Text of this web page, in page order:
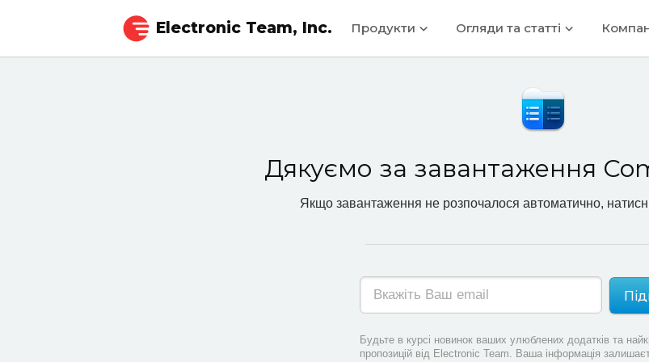
Electronic Team, Inc. Продукти Огляди та статті
Дякуємо за завантаження
Якщо завантаження не розпочалося автоматично,
Будьте в курсі новинок ваших улюблених додатків та
пропозицій від Electronic Team. Ваша інформація